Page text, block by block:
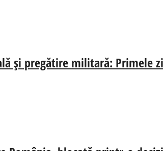
și pregătire militară: Primele